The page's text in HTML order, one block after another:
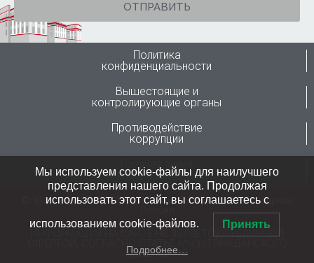
ОТПРАВИТЬ
Политика
конфиденциальности
Вышестоящие и
контролирующие органы
Противодействие
коррупции
Горячая линия
Минздрава России
© 1946-2024 ФГБУ “ННИИТО им. Я.Л.Цивьяна” Минздрава
ИНФОРМАЦИЯ НА САЙТЕ НЕ ЯВЛЯЕТСЯ ПУБЛИЧНОЙ
КОДЕКСА РФ
Мы используем cookie-файлы для наилучшего
представления нашего сайта. Продолжая
использовать этот сайт, вы соглашаетесь с
использованием cookie-файлов. Принять
Подробнее…